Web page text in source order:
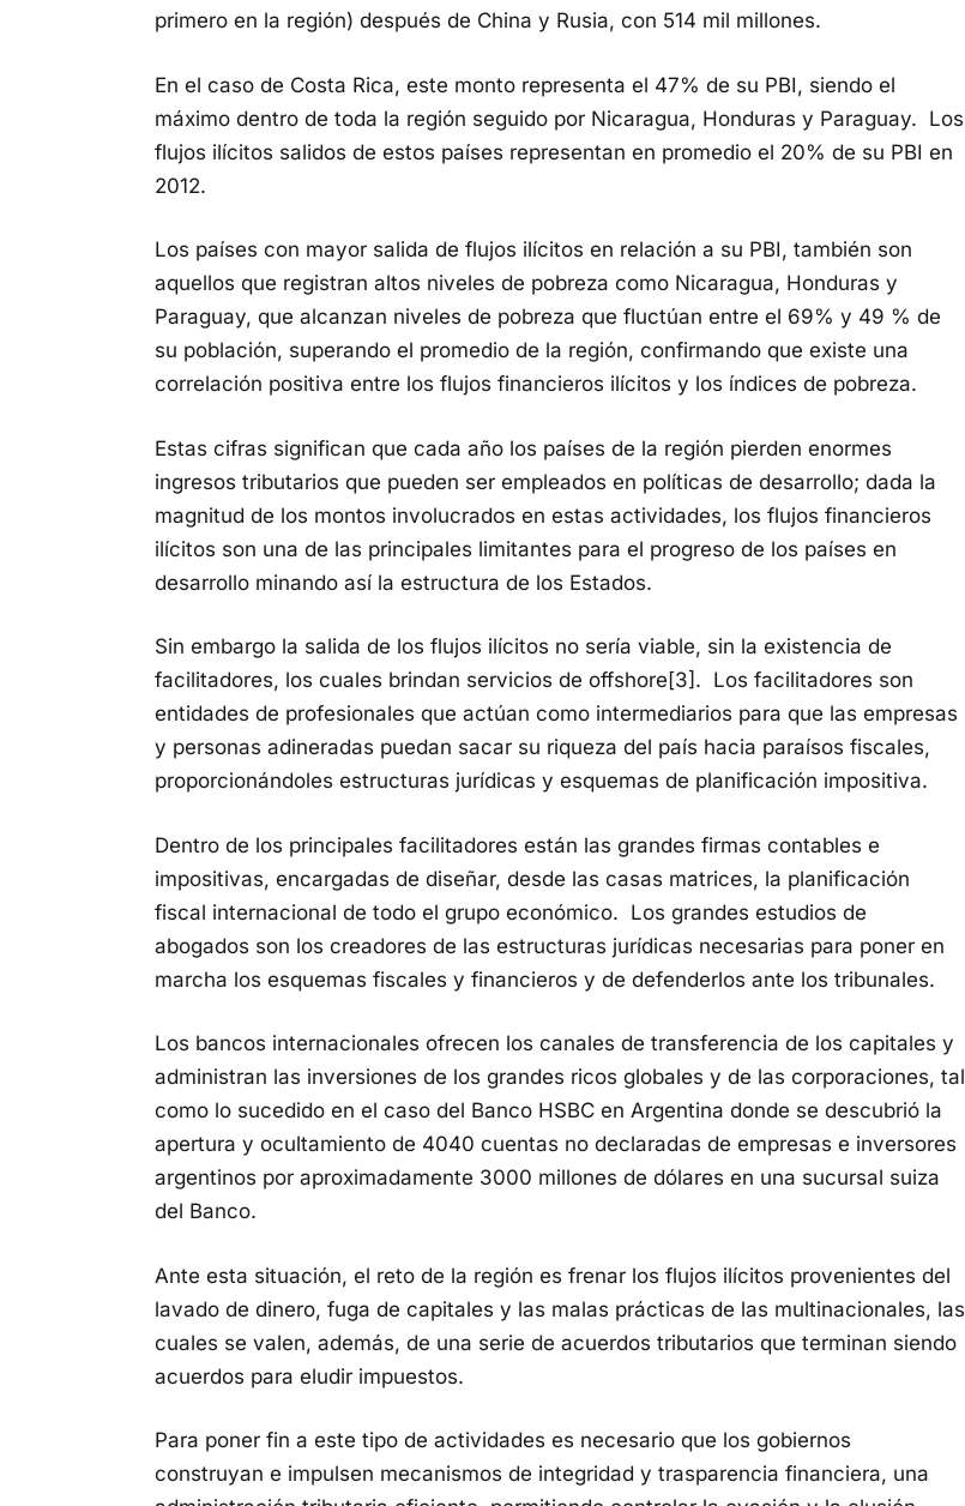
primero en la región) después de China y Rusia, con 514 mil millones.
En el caso de Costa Rica, este monto representa el 47% de su PBI, siendo el
máximo dentro de toda la región seguido por Nicaragua, Honduras y Paraguay. Los
flujos ilícitos salidos de estos países representan en promedio el 20% de su PBI en
2012.
Los países con mayor salida de flujos ilícitos en relación a su PBI, también son
aquellos que registran altos niveles de pobreza como Nicaragua, Honduras y
Paraguay, que alcanzan niveles de pobreza que fluctúan entre el 69% y 49 % de
su población, superando el promedio de la región, confirmando que existe una
correlación positiva entre los flujos financieros ilícitos y los índices de pobreza.
Estas cifras significan que cada año los países de la región pierden enormes
ingresos tributarios que pueden ser empleados en políticas de desarrollo; dada la
magnitud de los montos involucrados en estas actividades, los flujos financieros
ilícitos son una de las principales limitantes para el progreso de los países en
desarrollo minando así la estructura de los Estados.
Sin embargo la salida de los flujos ilícitos no sería viable, sin la existencia de
facilitadores, los cuales brindan servicios de offshore[3]. Los facilitadores son
entidades de profesionales que actúan como intermediarios para que las empresas
y personas adineradas puedan sacar su riqueza del país hacia paraísos fiscales,
proporcionándoles estructuras jurídicas y esquemas de planificación impositiva.
Dentro de los principales facilitadores están las grandes firmas contables e
impositivas, encargadas de diseñar, desde las casas matrices, la planificación
fiscal internacional de todo el grupo económico. Los grandes estudios de
abogados son los creadores de las estructuras jurídicas necesarias para poner en
marcha los esquemas fiscales y financieros y de defenderlos ante los tribunales.
Los bancos internacionales ofrecen los canales de transferencia de los capitales y
administran las inversiones de los grandes ricos globales y de las corporaciones, tal
como lo sucedido en el caso del Banco HSBC en Argentina donde se descubrió la
apertura y ocultamiento de 4040 cuentas no declaradas de empresas e inversores
argentinos por aproximadamente 3000 millones de dólares en una sucursal suiza
del Banco.
Ante esta situación, el reto de la región es frenar los flujos ilícitos provenientes del
lavado de dinero, fuga de capitales y las malas prácticas de las multinacionales, las
cuales se valen, además, de una serie de acuerdos tributarios que terminan siendo
acuerdos para eludir impuestos.
Para poner fin a este tipo de actividades es necesario que los gobiernos
construyan e impulsen mecanismos de integridad y trasparencia financiera, una